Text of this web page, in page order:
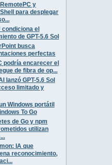
y
para desplegar
condiciona el
de GPT-5.6 Sol
busca
perfectas
podría encarecer el
de fibra de op...
lanzó GPT-5.6 Sol
limitado y
Windows portátil
To Go
de Go y npm
utilizan
IA que
reconocimiento,